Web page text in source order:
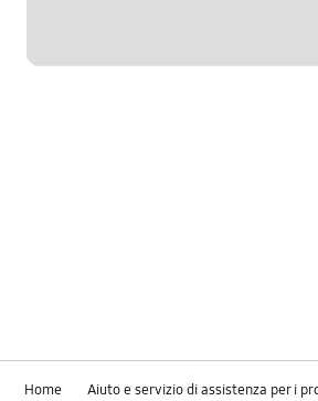
Home Aiuto e servizio di assistenza per i